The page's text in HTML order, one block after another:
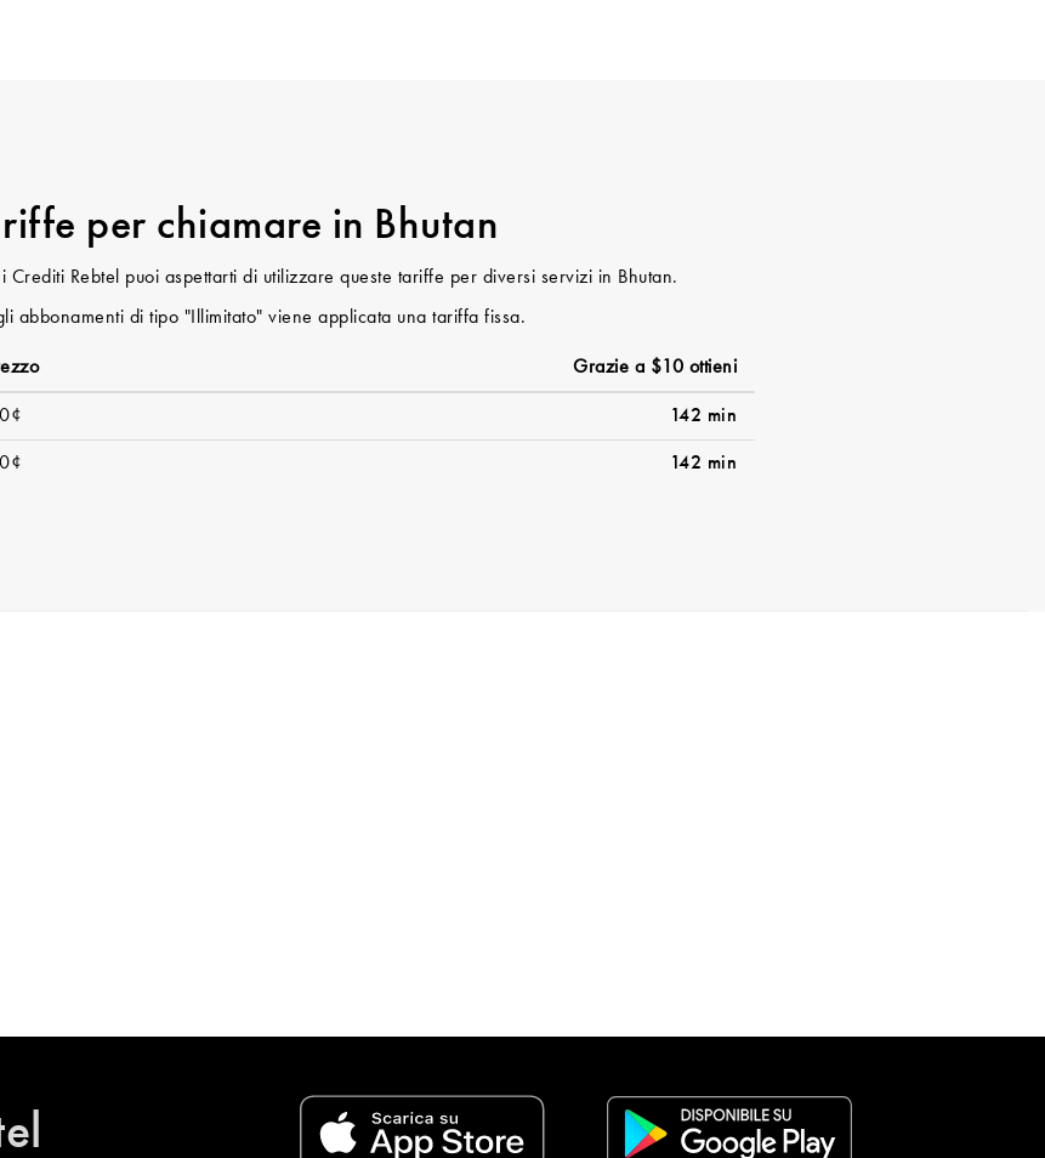
per chiamare in Bhutan
Crediti Rebtel puoi aspettarti di utilizzare queste tariffe per diversi servizi in Bhutan.
abbonamenti di tipo "Illimitato" viene applicata una tariffa fissa.
Grazie a $10 ottieni
142 min
142 min